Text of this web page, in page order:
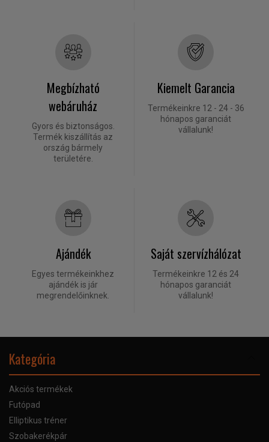
Megbízható
webáruház
Gyors és biztonságos.
Termék kiszállítás az
ország bármely
területére.
Kiemelt Garancia
Termékeinkre 12 - 24 - 36
hónapos garanciát
vállalunk!
Ajándék
Egyes termékeinkhez
ajándék is jár
megrendelőinknek.
Saját szervízhálózat
Termékeinkre 12 és 24
hónapos garanciát
vállalunk!
Kategória
Akciós termékek
Futópad
Elliptikus tréner
Szobakerékpár